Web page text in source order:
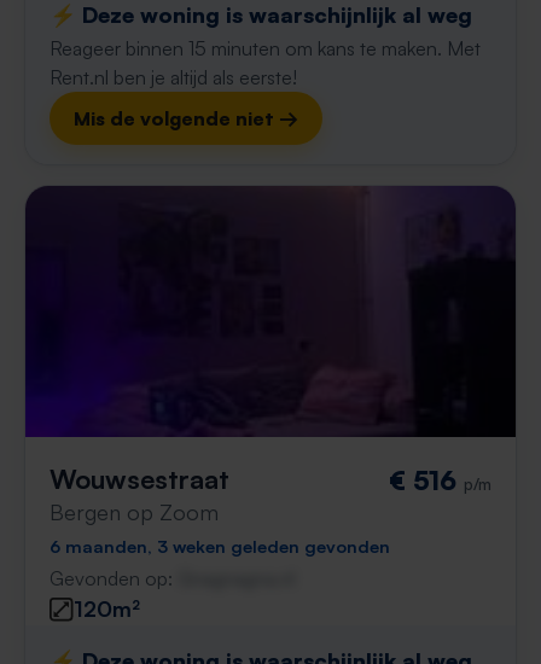
⚡️ Deze woning is waarschijnlijk al weg
Reageer binnen 15 minuten om kans te maken. Met
Rent.nl ben je altijd als eerste!
Mis de volgende niet →
Wouwsestraat
Bergen op Zoom
€ 516 p/m
6 maanden, 3 weken geleden gevonden
Gevonden op:
120m²